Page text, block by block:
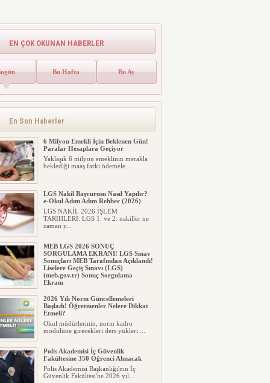
EN ÇOK OKUNAN HABERLER
Bu Hafta Bu Ay
En Son Haberler
Sahipleri Dikkat
Emlak vergisinde gelecek yıl için esas
6 Milyon Emekli İçin Beklenen Gün!
Paralar Hesaplara Geçiyor
Yaklaşık 6 milyon emeklinin merakla
beklediği maaş farkı ödemele...
LGS Nakil Başvurusu Nasıl Yapılır?
e-Okul Adım Adım Rehber (2026)
LGS NAKİL 2026 İŞLEM
TARİHLERİ: LGS 1. ve 2. nakiller ne
zaman y...
MEB LGS 2026 SONUÇ
SORGULAMA EKRANI! LGS Sınav
Sonuçları MEB Tarafından Açıklandı!
Liselere Geçiş Sınavı (LGS)
(meb.gov.tr) Sonuç Sorgulama
Ekranı
Milyonlarca öğrenci için ...
2026 Yılı Norm Güncellemeleri
Başladı! Öğretmenler Nelere Dikkat
Etmeli?
Okul müdürlerinin, norm kadro
modülüne girecekleri ders yükleri ...
Polis Akademisi İç Güvenlik
Fakültesine 350 Öğrenci Alınacak
Polis Akademisi Başkanlığı'nın İç
Güvenlik Fakültesi'ne 2026 yıl...